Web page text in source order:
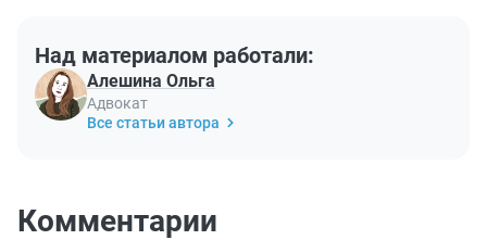
Над материалом работали:
Алешина Ольга
Адвокат
Все статьи автора
Комментарии